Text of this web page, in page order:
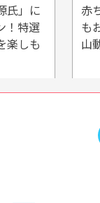
デビューに
県の『大内
に行こう♪